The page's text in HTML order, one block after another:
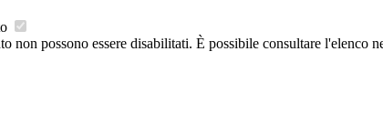
non possono essere disabilitati. È possibile consultare l'elenco